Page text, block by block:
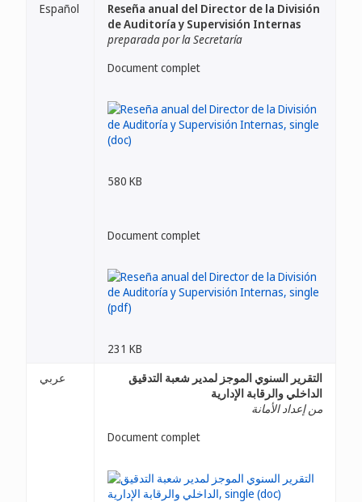
Español
Reseña anual del Director de la División
de Auditoría y Supervisión Internas
preparada por la Secretaría
Document complet
580 KB
Document complet
231 KB
عربي
التقرير السنوي الموجز لمدير شعبة التدقيق
الداخلي والرقابة الإدارية
من إعداد الأمانة
Document complet